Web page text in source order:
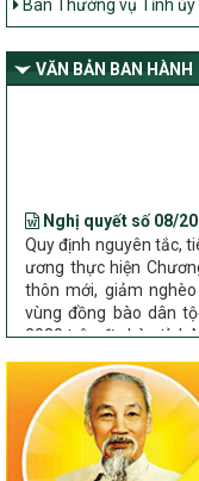
thực hiện Chương trình
dân tộc thiểu số và miền
Nghệ An
VĂN BẢN BAN HÀNH
Quy định nguyên tắc,
ương thực hiện
thôn mới, giảm
vùng đồng bào dân
2030 trên địa bàn tỉnh
về đẩy mạnh thực
nông thôn mới, giảm
hội vùng đồng bào
2030 trên địa bàn tỉnh